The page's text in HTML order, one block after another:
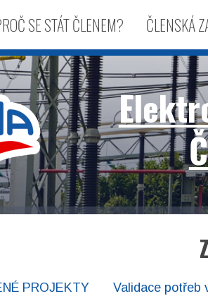
SE STÁT ČLENEM? ČLENSKÁ
PROJEKTY Validace potřeb